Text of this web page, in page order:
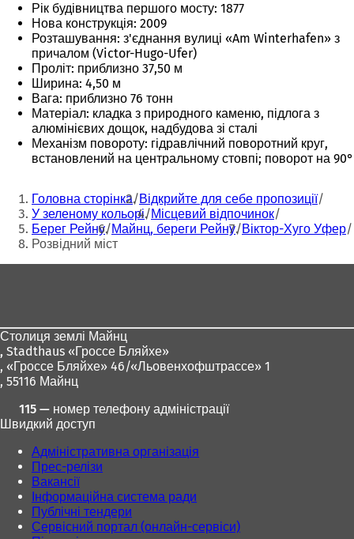
Рік будівництва першого мосту: 1877
Нова конструкція: 2009
Розташування: з'єднання вулиці «Am Winterhafen» з
причалом (Victor-Hugo-Ufer)
Проліт: приблизно 37,50 м
Ширина: 4,50 м
Вага: приблизно 76 тонн
Матеріал: кладка з природного каменю, підлога з
алюмінієвих дощок, надбудова зі сталі
Механізм повороту: гідравлічний поворотний круг,
встановлений на центральному стовпі; поворот на 90°
Ти
тут:
Головна сторінка Відкрийте для себе пропозиції
У зеленому кольорі Місцевий відпочинок
Берег Рейну Майнц, береги Рейну Віктор-Хуго Уфер
Розвідний міст
Столиця землі Майнц
, Stadthaus «Гроссе Бляйхе»
, «Гроссе Бляйхе» 46/«Льовенхофштрассе» 1
, 55116 Майнц
115 — номер телефону адміністрації
Швидкий доступ
Адміністративна організація
Прес-релізи
Вакансії
Інформаційна система ради
Публічні тендери
Сервісний портал (онлайн-сервіси)